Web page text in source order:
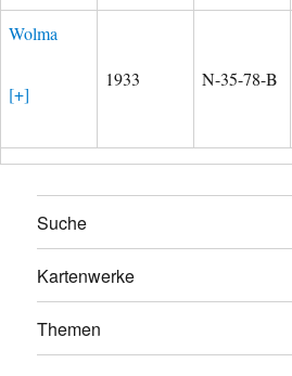
Wolma
[+]
1933 N-35-78-B
Suche
Kartenwerke
Themen